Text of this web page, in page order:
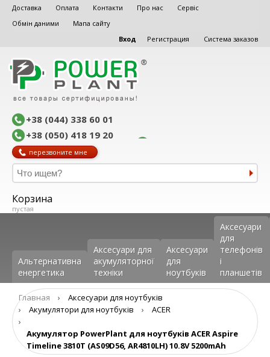
Доставка Оплата Контакти Про нас
Сервіс
Обмін даними
Мапа сайту
Вход
Регистрация Система заказов
+38 (044) 338 60 01
+38 (050) 418 19 20
перезвоните мне
Корзина
пустая
Альтернативна
енергетика
Аксесуари для
акумуляторної
техніки
Аксесуари
для
ноутбуків
Аксеcуари
для
телефонів
і
планшетів
Главная ›
Аксесуари для ноутбуків
›
Aкумулятори для ноутбуків ›
ACER
›
Акумулятор PowerPlant для ноутбуків ACER Aspire
Timeline 3810T (AS09D56, AR4810LH) 10.8V 5200mAh